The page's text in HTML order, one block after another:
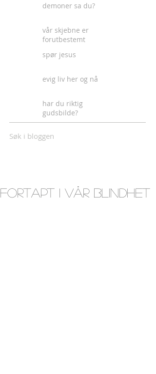
Søk i bloggen
demoner sa du?
vår skjebne er
forutbestemt
spør jesus
evig liv her og nå
har du riktig
gudsbilde?
Fortapt i vår blindhet